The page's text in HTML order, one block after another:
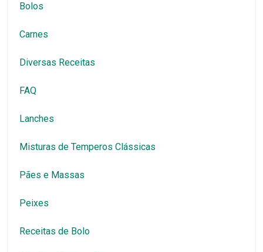
Bolos
Carnes
Diversas Receitas
FAQ
Lanches
Misturas de Temperos Clássicas
Pães e Massas
Peixes
Receitas de Bolo